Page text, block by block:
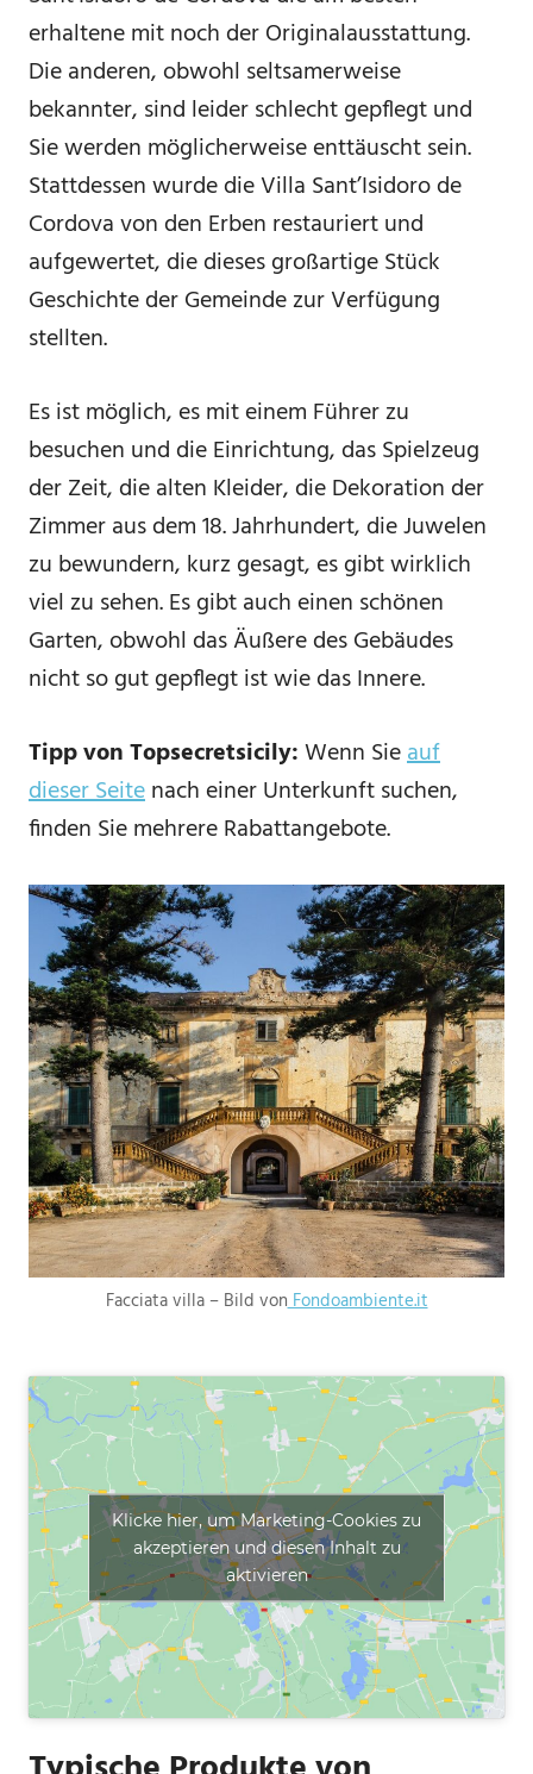
erhaltene mit noch der Originalausstattung.
Die anderen, obwohl seltsamerweise
bekannter, sind leider schlecht gepflegt und
Sie werden möglicherweise enttäuscht sein.
Stattdessen wurde die Villa Sant’Isidoro de
Cordova von den Erben restauriert und
aufgewertet, die dieses großartige Stück
Geschichte der Gemeinde zur Verfügung
stellten.
Es ist möglich, es mit einem Führer zu
besuchen und die Einrichtung, das Spielzeug
der Zeit, die alten Kleider, die Dekoration der
Zimmer aus dem 18. Jahrhundert, die Juwelen
zu bewundern, kurz gesagt, es gibt wirklich
viel zu sehen. Es gibt auch einen schönen
Garten, obwohl das Äußere des Gebäudes
nicht so gut gepflegt ist wie das Innere.
Tipp von Topsecretsicily:Wenn Sieauf
dieser Seitenach einer Unterkunft suchen,
finden Sie mehrere Rabattangebote.
Facciata villa – Bild vonFondoambiente.it
Klicke hier, um Marketing-Cookies zu
akzeptieren und diesen Inhalt zu
aktivieren